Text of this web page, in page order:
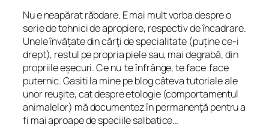
Nu e neapărat răbdare. E mai mult vorba despre o
serie de tehnici de apropiere, respectiv de încadrare.
Unele învățate din cărţi de specialitate (puține ce-i
drept), restul pe propria piele sau, mai degrabă, din
propriile eșecuri. Ce nu te înfrânge, te face face
puternic. Gasiti la mine pe blog câteva tutoriale ale
unor reuşite, cat despre etologie (comportamentul
animalelor) mă documentez în permanenţă pentru a
fi mai aproape de speciile salbatice…